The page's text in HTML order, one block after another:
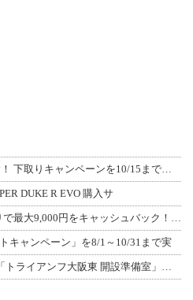
新型「RESO」インカム発売記念！ 下取りキャンペーンを10/15まで延長して開
DUKE R EVO 購入サ
B+COM 最新モデル購入・下取りで最大9,000円をキャッシュバック！「B+F
キャンペーン」を8/1～10/31まで実
【トライアンフ】関西最大規模「トライアンフ大阪東 開設準備室」がオープン！ 限定